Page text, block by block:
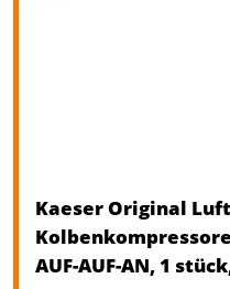
Kaeser Original
AUF-AUF-AN, 1